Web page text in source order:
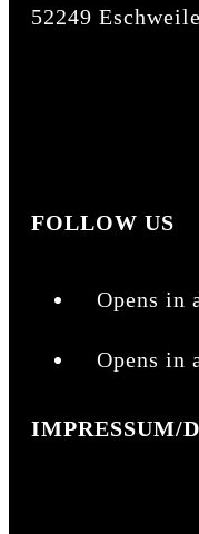
52249
FOLLOW US
Opens in
Opens in
IMPRESSUM/